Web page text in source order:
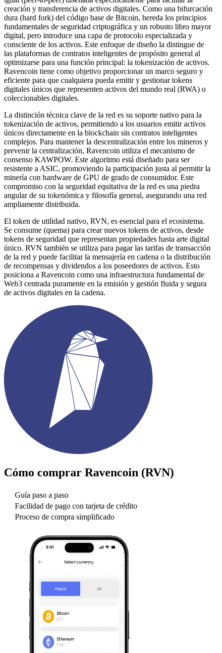
creación y transferencia de activos digitales. Como una bifurcación
dura (hard fork) del código base de Bitcoin, hereda los principios
fundamentales de seguridad criptográfica y un robusto libro mayor
digital, pero introduce una capa de protocolo especializada y
consciente de los activos. Este enfoque de diseño la distingue de
las plataformas de contratos inteligentes de propósito general al
optimizarse para una función principal: la tokenización de activos.
Ravencoin tiene como objetivo proporcionar un marco seguro y
eficiente para que cualquiera pueda emitir y gestionar tokens
digitales únicos que representen activos del mundo real (RWA) o
coleccionables digitales.
La distinción técnica clave de la red es su soporte nativo para la
tokenización de activos, permitiendo a los usuarios emitir activos
únicos directamente en la blockchain sin contratos inteligentes
complejos. Para mantener la descentralización entre los mineros y
prevenir la centralización, Ravencoin utiliza el mecanismo de
consenso KAWPOW. Este algoritmo está diseñado para ser
resistente a ASIC, promoviendo la participación justa al permitir la
minería con hardware de GPU de grado de consumidor. Este
compromiso con la seguridad equitativa de la red es una piedra
angular de su tokenómica y filosofía general, asegurando una red
ampliamente distribuida.
El token de utilidad nativo, RVN, es esencial para el ecosistema.
Se consume (quema) para crear nuevos tokens de activos, desde
tokens de seguridad que representan propiedades hasta arte digital
único. RVN también se utiliza para pagar las tarifas de transacción
de la red y puede facilitar la mensajería en cadena o la distribución
de recompensas y dividendos a los poseedores de activos. Esto
posiciona a Ravencoin como una infraestructura fundamental de
Web3 centrada puramente en la emisión y gestión fluida y segura
de activos digitales en la cadena.
Cómo comprar Ravencoin (RVN)
Guía paso a paso
Facilidad de pago con tarjeta de crédito
Proceso de compra simplificado